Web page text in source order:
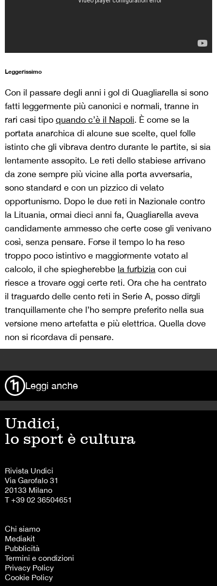
Leggerissimo
Con il passare degli anni i gol di Quagliarella si sono
fatti leggermente più canonici e normali, tranne in
rari casi tipo quando c’è il Napoli. È come se la
portata anarchica di alcune sue scelte, quel folle
istinto che gli vibrava dentro durante le partite, si sia
lentamente assopito. Le reti dello stabiese arrivano
da zone sempre più vicine alla porta avversaria,
sono standard e con un pizzico di velato
opportunismo. Dopo le due reti in Nazionale contro
la Lituania, ormai dieci anni fa, Quagliarella aveva
candidamente ammesso che certe cose gli venivano
così, senza pensare. Forse il tempo lo ha reso
troppo poco istintivo e maggiormente votato al
calcolo, il che spiegherebbe la furbizia con cui
riesce a trovare oggi certe reti. Ora che ha centrato
il traguardo delle cento reti in Serie A, posso dirgli
tranquillamente che l’ho sempre preferito nella sua
versione meno artefatta e più elettrica. Quella dove
non si ricordava di pensare.
Leggi anche
Undici,
lo sport è cultura
Rivista Undici
Via Garofalo 31
20133 Milano
T +39 02 36504651
Chi siamo
Mediakit
Pubblicità
Termini e condizioni
Privacy Policy
Cookie Policy